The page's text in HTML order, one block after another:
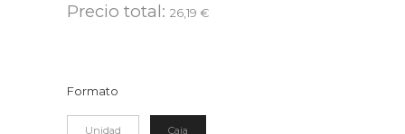
Precio total: 26,19 €
Formato
Unidad Caja